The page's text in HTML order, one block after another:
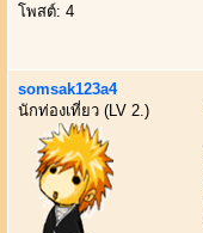
โพสต์: 4
somsak123a4
นักท่องเที่ยว (LV 2.)